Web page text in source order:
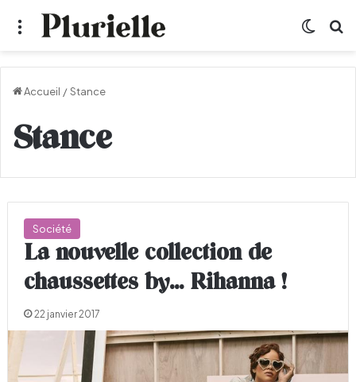
Menu
Accueil /Stance
Stance
Société
La nouvelle collection de
chaussettes by… Rihanna !
22 janvier 2017